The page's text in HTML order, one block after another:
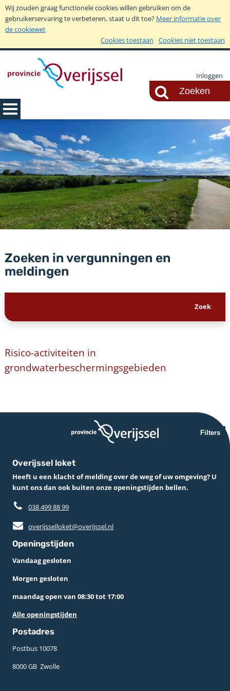
Wij zouden graag functionele cookies willen gebruiken om de
gebruikerservaring te verbeteren, staat u dit toe? Meer informatie over
de cookiewet
Cookies toestaan
Cookies niet toestaan
Inloggen
Zoeken in vergunningen en
meldingen
Risico-activiteiten in
grondwaterbeschermingsgebieden
Filters
Overijssel loket
Heeft u een klacht of melding over de weg of uw omgeving? U
kunt ons dan ook buiten onze openingstijden bellen.
038 499 88 99
overijsselloket@overijssel.nl
Openingstijden
Vandaag gesloten
Morgen gesloten
maandag open van 08:30 tot 17:00
Alle openingstijden
Postadres
Postbus 10078 ­
8000 GB ­ Zwolle